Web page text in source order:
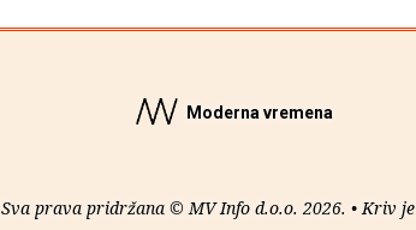
Moderna vremena
Sva prava pridržana © MV Info d.o.o. 2026. • Kriv je